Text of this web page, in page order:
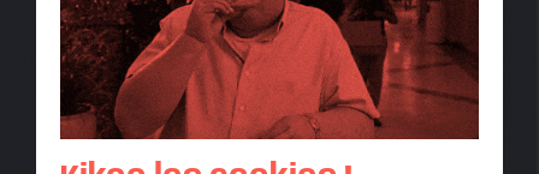
TYPE DE PROJET
Application web, Intranet / Outils métiers, Logo / Charte
graphique